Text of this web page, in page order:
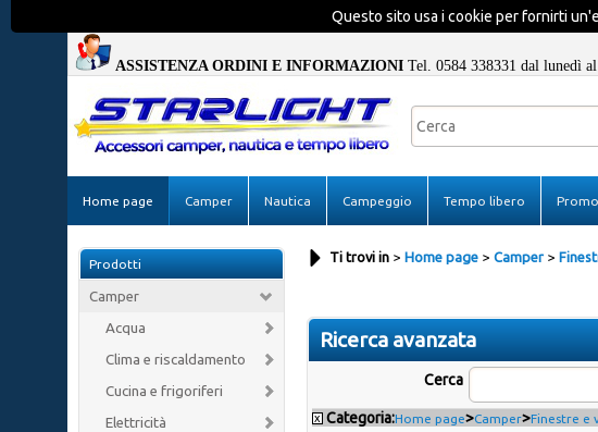
Questo sito usa i cookie per fornirti
ASSISTENZA ORDINI E INFORMAZIONI Tel. 0584 338331 dal lunedì
Home page Camper Nautica Campeggio Tempo libero
Prodotti
Camper
Acqua
Clima e riscaldamento
Cucina e frigoriferi
Elettricità
Ti trovi in Home page Camper
Ricerca avanzata
Cerca
x Categoria:Home page>Camper>Finestre e